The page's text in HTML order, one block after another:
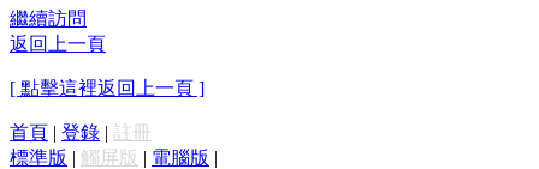
繼續訪問
返回上一頁
[ 點擊這裡返回上一頁 ]
首頁 | 登錄 | 註冊
標準版 | 觸屏版 | 電腦版 |